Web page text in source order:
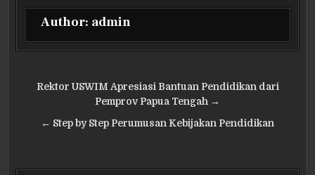
Author: admin
Navigasi
Rektor USWIM Apresiasi Bantuan Pendidikan dari
Pemprov Papua Tengah →
← Step by Step Perumusan Kebijakan Pendidikan